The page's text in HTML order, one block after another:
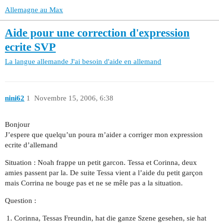
Allemagne au Max
Aide pour une correction d'expression
ecrite SVP
La langue allemande J'ai besoin d'aide en allemand
nini62 Novembre 15, 2006, 6:38
1
Bonjour
J’espere que quelqu’un poura m’aider a corriger mon expression
ecrite d’allemand
Situation : Noah frappe un petit garcon. Tessa et Corinna, deux
amies passent par la. De suite Tessa vient a l’aide du petit garçon
mais Corrina ne bouge pas et ne se mêle pas a la situation.
Question :
Corinna, Tessas Freundin, hat die ganze Szene gesehen, sie hat